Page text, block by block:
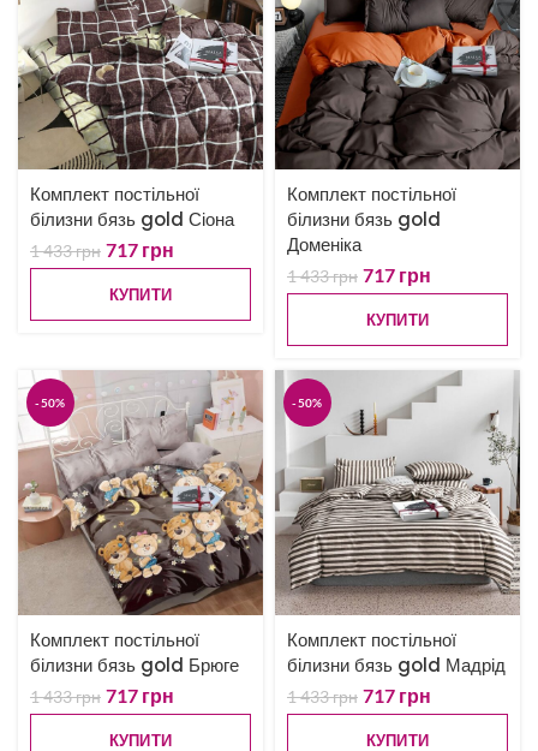
Комплект постільної
білизни бязь gold Сіона
1 433грн 717 грн
КУПИТИ
Комплект постільної
білизни бязь gold
Доменіка
1 433грн 717 грн
КУПИТИ
-50%
Комплект постільної
білизни бязь gold Брюге
1 433грн 717 грн
КУПИТИ
-50%
Комплект постільної
білизни бязь gold Мадрід
1 433грн 717 грн
КУПИТИ